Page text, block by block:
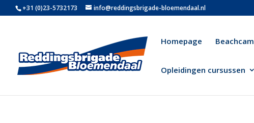
+31 (0)23-5732173 info@reddingsbrigade-bloemendaal.nl
Homepage Beachcam
Opleidingen cursussen